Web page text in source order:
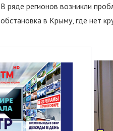
В ряде регионов возникли
обстановка в Крыму, где нет